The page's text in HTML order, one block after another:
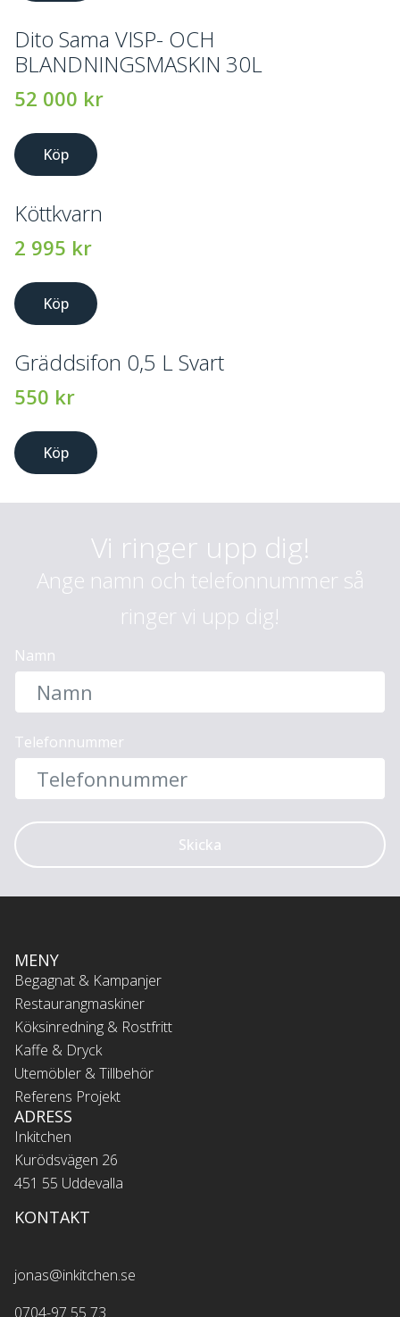
Dito Sama VISP- OCH
BLANDNINGSMASKIN 30L
52 000 kr
Köp
Köttkvarn
2 995 kr
Köp
Gräddsifon 0,5 L Svart
550 kr
Köp
Vi ringer upp dig!
Ange namn och telefonnummer så
ringer vi upp dig!
Namn
Telefonnummer
Skicka
MENY
Begagnat & Kampanjer
Restaurangmaskiner
Köksinredning & Rostfritt
Kaffe & Dryck
Utemöbler & Tillbehör
Referens Projekt
ADRESS
Inkitchen
Kurödsvägen 26
451 55 Uddevalla
KONTAKT
jonas@inkitchen.se
0704-97 55 73